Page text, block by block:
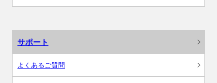
サポート
よくあるご質問